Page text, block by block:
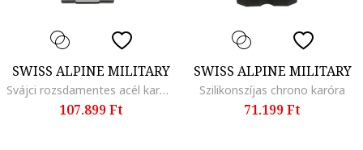
SWISS ALPINE MILITARY
Svájci rozsdamentes acél karóra
107.899 Ft
SWISS ALPINE MILITARY
Szilikonszíjas chrono karóra
71.199 Ft